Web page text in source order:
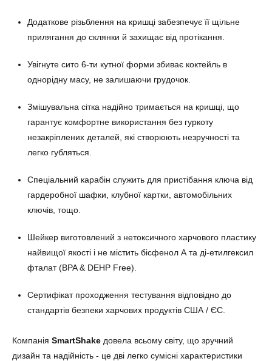
Додаткове різьблення на кришці забезпечує її щільне
прилягання до склянки й захищає від протікання.
Увігнуте сито 6-ти кутної форми збиває коктейль в
однорідну масу, не залишаючи грудочок.
Змішувальна сітка надійно тримається на кришці, що
гарантує комфортне використання без гуркоту
незакріплених деталей, які створюють незручності та
легко губляться.
Спеціальний карабін служить для пристібання ключа від
гардеробної шафки, клубної картки, автомобільних
ключів, тощо.
Шейкер виготовлений з нетоксичного харчового пластику
найвищої якості і не містить бісфенол А та ді-етилгексил
фталат (BPA & DEHP Free).
Сертифікат проходження тестування відповідно до
стандартів безпеки харчових продуктів США / ЄС.
Компанія SmartShake довела всьому світу, що зручний
дизайн та надійність - це дві легко сумісні характеристики